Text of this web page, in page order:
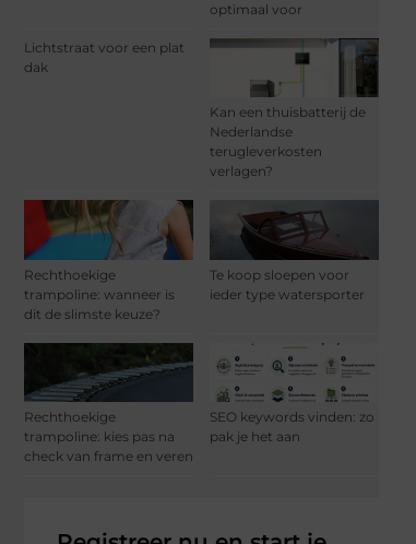
optimaal voor
Lichtstraat voor een plat
dak
Kan een thuisbatterij de
Nederlandse
terugleverkosten
verlagen?
Rechthoekige
trampoline: wanneer is
dit de slimste keuze?
Te koop sloepen voor
ieder type watersporter
Rechthoekige
trampoline: kies pas na
check van frame en veren
SEO keywords vinden: zo
pak je het aan